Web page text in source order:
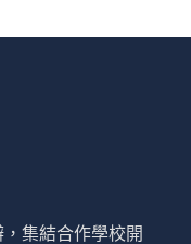
集結合作學校開